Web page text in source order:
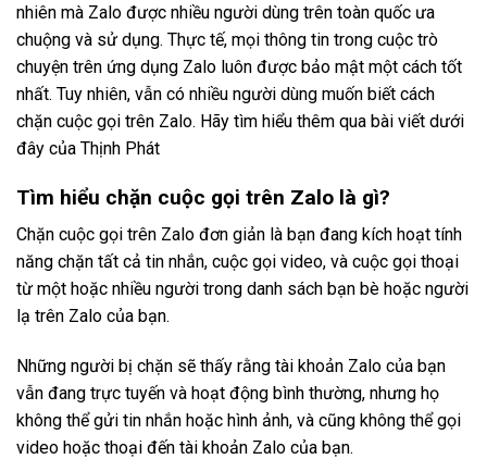
nhiên mà Zalo được nhiều người dùng trên toàn quốc ưa
chuộng và sử dụng. Thực tế, mọi thông tin trong cuộc trò
chuyện trên ứng dụng Zalo luôn được bảo mật một cách tốt
nhất. Tuy nhiên, vẫn có nhiều người dùng muốn biết cách
chặn cuộc gọi trên Zalo. Hãy tìm hiểu thêm qua bài viết dưới
đây của Thịnh Phát
Tìm hiểu chặn cuộc gọi trên Zalo là gì?
Chặn cuộc gọi trên Zalo đơn giản là bạn đang kích hoạt tính
năng chặn tất cả tin nhắn, cuộc gọi video, và cuộc gọi thoại
từ một hoặc nhiều người trong danh sách bạn bè hoặc người
lạ trên Zalo của bạn.
Những người bị chặn sẽ thấy rằng tài khoản Zalo của bạn
vẫn đang trực tuyến và hoạt động bình thường, nhưng họ
không thể gửi tin nhắn hoặc hình ảnh, và cũng không thể gọi
video hoặc thoại đến tài khoản Zalo của bạn.